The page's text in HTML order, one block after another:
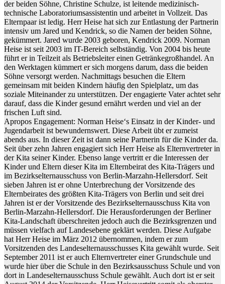
der beiden Söhne, Christine Schulze, ist leitende medizinisch-
technische Laboratoriumsassistentin und arbeitet in Vollzeit. Das
Elternpaar ist ledig. Herr Heise hat sich zur Entlastung der Partnerin
intensiv um Jared und Kendrick, so die Namen der beiden Söhne,
gekümmert. Jared wurde 2003 geboren, Kendrick 2009. Norman
Heise ist seit 2003 im IT-Bereich selbständig. Von 2004 bis heute
führt er in Teilzeit als Betriebsleiter einen Getränkegroßhandel. An
den Werktagen kümmert er sich morgens darum, dass die beiden
Söhne versorgt werden. Nachmittags besuchen die Eltern
gemeinsam mit beiden Kindern häufig den Spielplatz, um das
soziale Miteinander zu unterstützen. Der engagierte Vater achtet sehr
darauf, dass die Kinder gesund ernährt werden und viel an der
frischen Luft sind.
Apropos Engagement: Norman Heise‘s Einsatz in der Kinder- und
Jugendarbeit ist bewundernswert. Diese Arbeit übt er zumeist
abends aus. In dieser Zeit ist dann seine Partnerin für die Kinder da.
Seit über zehn Jahren engagiert sich Herr Heise als Elternvertreter in
der Kita seiner Kinder. Ebenso lange vertritt er die Interessen der
Kinder und Eltern dieser Kita im Elternbeirat des Kita-Trägers und
im Bezirkselternausschuss von Berlin-Marzahn-Hellersdorf. Seit
sieben Jahren ist er ohne Unterbrechung der Vorsitzende des
Elternbeirates des größten Kita-Trägers von Berlin und seit drei
Jahren ist er der Vorsitzende des Bezirkselternausschuss Kita von
Berlin-Marzahn-Hellersdorf. Die Herausforderungen der Berliner
Kita-Landschaft überschreiten jedoch auch die Bezirksgrenzen und
müssen vielfach auf Landesebene geklärt werden. Diese Aufgabe
hat Herr Heise im März 2012 übernommen, indem er zum
Vorsitzenden des Landeselternausschusses Kita gewählt wurde. Seit
September 2011 ist er auch Elternvertreter einer Grundschule und
wurde hier über die Schule in den Bezirksausschuss Schule und von
dort in Landeselternausschuss Schule gewählt. Auch dort ist er seit